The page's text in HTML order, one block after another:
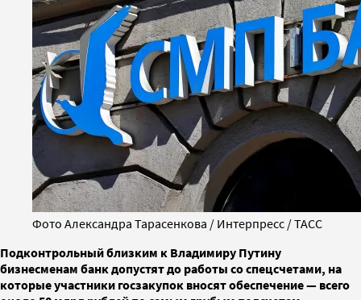
Фото Александра Тарасенкова / Интерпресс / ТАСС
Подконтрольный близким к Владимиру Путину
бизнесменам банк допустят до работы со спецсчетами, на
которые участники госзакупок вносят обеспечение — всего